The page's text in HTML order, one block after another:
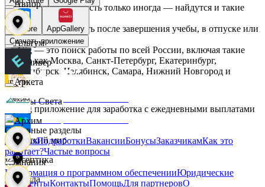
Гелиус
Гулливер
Дары Света
Детский мир
Звезда
Авиор
Альтум
Аркета
Архим
Асептика
А если нужна занятость только иногда — найдутся и такие
предложения.
Начните зарабатывать после завершения учебы, в отпуске или
в выходные.
MyGig — это поиск работы по всей России, включая такие
города как Москва, Санкт-Петербург, Екатеринбург,
Новосибирск, Челябинск, Самара, Нижний Новгород и
другие.
RuStore
AppGallery
Скачать приложение
MyGig приложение для заработка с ежедневными выплатами
Основные разделы
ГлавнаяПодработкиВакансииБонусыЗаказчикамКак это
работает?Частые вопросы
Компания
Информация о программном обеспеченииЮридические
документыКонтактыПомощьДля партнеровО